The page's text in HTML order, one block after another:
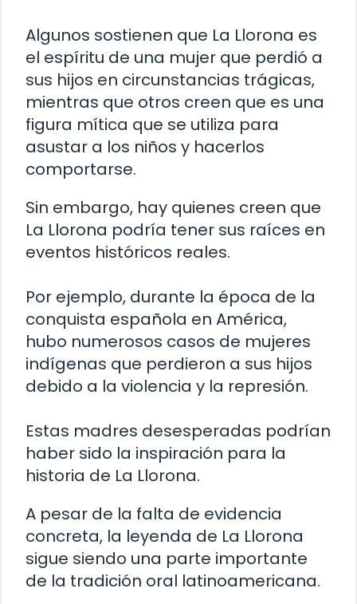
Algunos sostienen que La Llorona es
el espíritu de una mujer que perdió a
sus hijos en circunstancias trágicas,
mientras que otros creen que es una
figura mítica que se utiliza para
asustar a los niños y hacerlos
comportarse.
Sin embargo, hay quienes creen que
La Llorona podría tener sus raíces en
eventos históricos reales.
Por ejemplo, durante la época de la
conquista española en América,
hubo numerosos casos de mujeres
indígenas que perdieron a sus hijos
debido a la violencia y la represión.
Estas madres desesperadas podrían
haber sido la inspiración para la
historia de La Llorona.
A pesar de la falta de evidencia
concreta, la leyenda de La Llorona
sigue siendo una parte importante
de la tradición oral latinoamericana.